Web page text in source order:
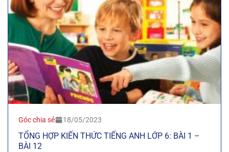
Góc chia sẻ 18/05/2023
TỔNG HỢP KIẾN THỨC TIẾNG ANH LỚP 6: BÀI 1 –
BÀI 12